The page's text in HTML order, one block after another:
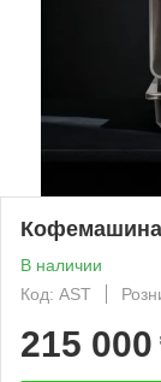
Кофемашина
В наличии
Код: AST
215 000